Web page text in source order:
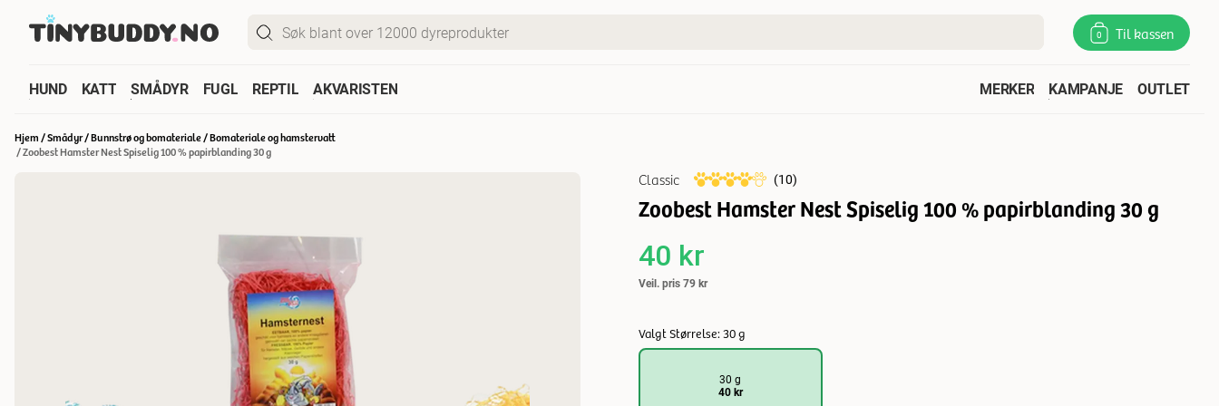
0 Til kassen
HUND KATT SMÅDYR FUGL REPTIL AKVARISTEN MERKER KAMPANJE OUTLET
Hjem /Smådyr/Bunnstrø og bomateriale/Bomateriale og hamstervatt
/Zoobest Hamster Nest Spiselig 100 % papirblanding 30 g
Classic
Zoobest Hamster Nest Spiselig 100 % papirblanding 30 g
(10)
40 kr
Veil. pris79 kr
Valgt Størrelse: 30 g
30 g
40 kr